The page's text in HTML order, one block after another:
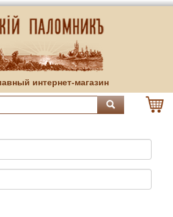
интернет-магазин